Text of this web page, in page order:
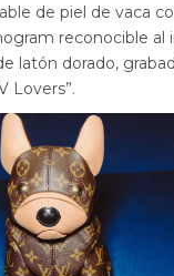
de piel de vaca
reconocible al
latón dorado,
Lovers”.